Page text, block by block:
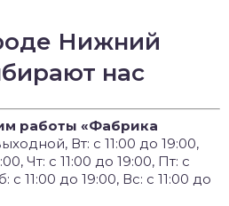
Нижний
нас
работы «Фабрика
Вт: с 11:00 до 19:00,
Чт: с 11:00 до 19:00, Пт: с
с 11:00 до 19:00, Вс: с 11:00 до